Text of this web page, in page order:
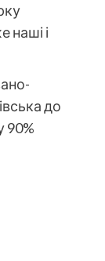
наші і
до
90%